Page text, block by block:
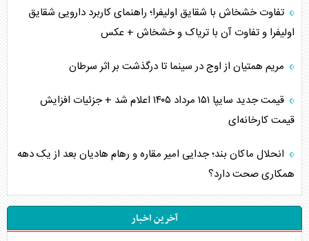
تفاوت خشخاش با شقایق اولیفرا؛ راهنمای کاربرد دارویی شقایق
اولیفرا و تفاوت آن با تریاک و خشخاش + عکس
مریم همتیان از اوج در سینما تا درگذشت بر اثر سرطان
قیمت جدید سایپا ۱۵۱ مرداد ۱۴۰۵ اعلام شد + جزئیات افزایش
قیمت کارخانه‌ای
انحلال ماکان بند؛ جدایی امیر مقاره و رهام هادیان بعد از یک دهه
همکاری صحت دارد؟
آخرین اخبار